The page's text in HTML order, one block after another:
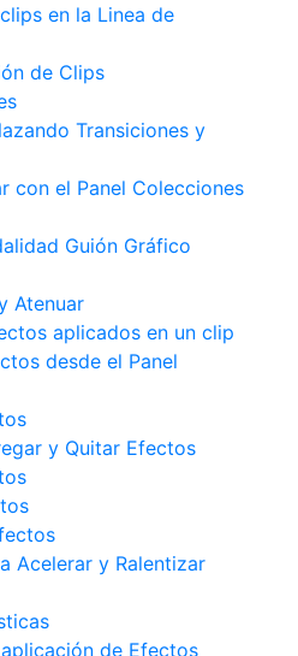
en la Linea de
de Clips
Transiciones y
con el Panel Colecciones
Guión Gráfico
Atenuar
aplicados en un clip
desde el Panel
y Quitar Efectos
Acelerar y Ralentizar
de Efectos